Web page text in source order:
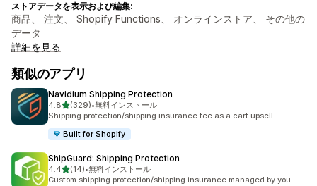
ストアデータを表示および編集:
商品、 注文、 Shopify Functions、 オンラインストア、 その他の
データ
詳細を見る
類似のアプリ
Navidium Shipping Protection
4.85つ星中
(329)
合計レビュー数：329件
•無料インストール
Shipping protection/shipping insurance fee as a cart upsell
Built for Shopify
ShipGuard: Shipping Protection
4.45つ星中
(14)
合計レビュー数：14件
•無料インストール
Custom shipping protection/shipping insurance managed by you.